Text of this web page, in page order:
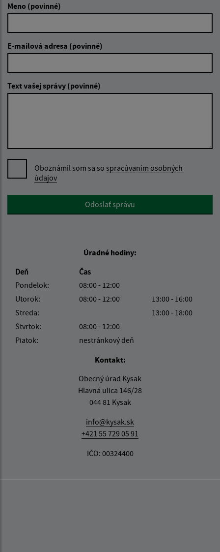
Meno (povinné)
E-mailová adresa (povinné)
Text vašej správy (povinné)
Oboznámil som sa so spracúvaním osobných
údajov
Google reCaptcha ResponseOdoslať správu
Úradné hodiny:
Deň
Čas
Pondelok:
08:00 - 12:00
Utorok:
08:00 - 12:00
13:00 - 16:00
Streda:
13:00 - 18:00
Štvrtok:
08:00 - 12:00
Piatok:
nestránkový deň
Kontakt:
Obecný úrad Kysak
Hlavná ulica 146/28
044 81 Kysak
info@kysak.sk
+421 55 729 05 91
IČO: 00324400